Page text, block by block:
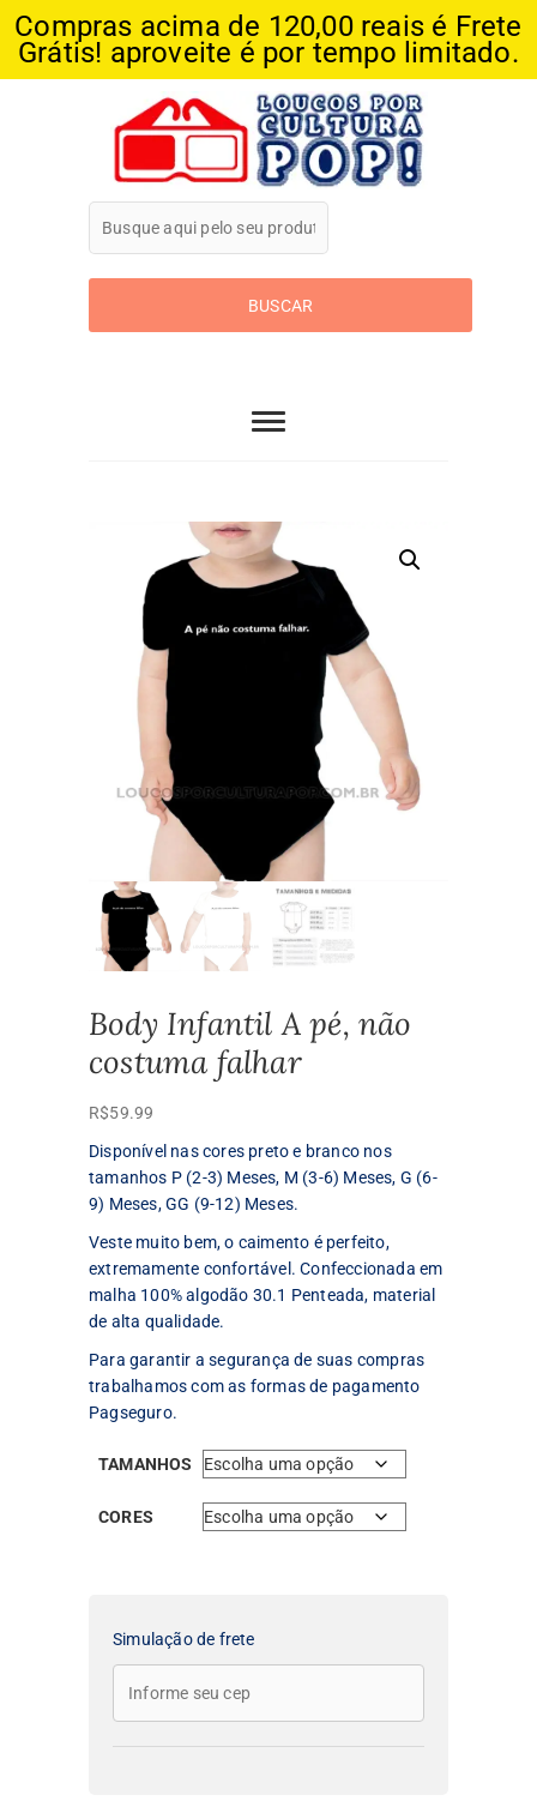
Compras acima de 120,00 reais é Frete
Grátis! aproveite é por tempo limitado.
Loucos Por
Cultura Pop
Body Infantil A pé‚ não
costuma falhar
R$59.99
Disponível nas cores preto e branco nos
tamanhos P (2-3) Meses, M (3-6) Meses, G (6-
9) Meses, GG (9-12) Meses.
Veste muito bem, o caimento é perfeito,
extremamente confortável. Confeccionada em
malha 100% algodão 30.1 Penteada, material
de alta qualidade.
Para garantir a segurança de suas compras
trabalhamos com as formas de pagamento
Pagseguro.
TAMANHOS
CORES
Simulação de frete